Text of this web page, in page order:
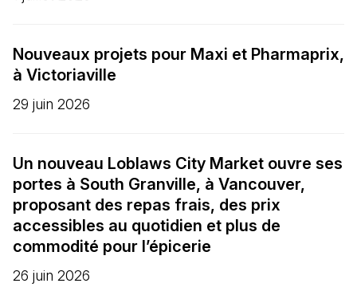
Nouveaux projets pour Maxi et Pharmaprix,
à Victoriaville
29 juin 2026
Un nouveau Loblaws City Market ouvre ses
portes à South Granville, à Vancouver,
proposant des repas frais, des prix
accessibles au quotidien et plus de
commodité pour l’épicerie
26 juin 2026